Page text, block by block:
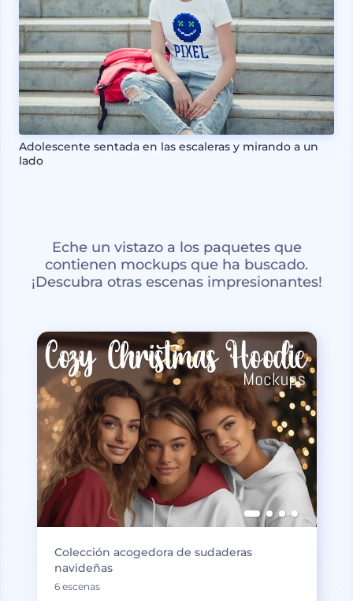
Adolescente sentada en las escaleras y mirando a un
lado
Eche un vistazo a los paquetes que
contienen mockups que ha buscado.
¡Descubra otras escenas impresionantes!
Colección acogedora de sudaderas
navideñas
6 escenas